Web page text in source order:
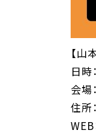
【山
日
会場
住所
WEB